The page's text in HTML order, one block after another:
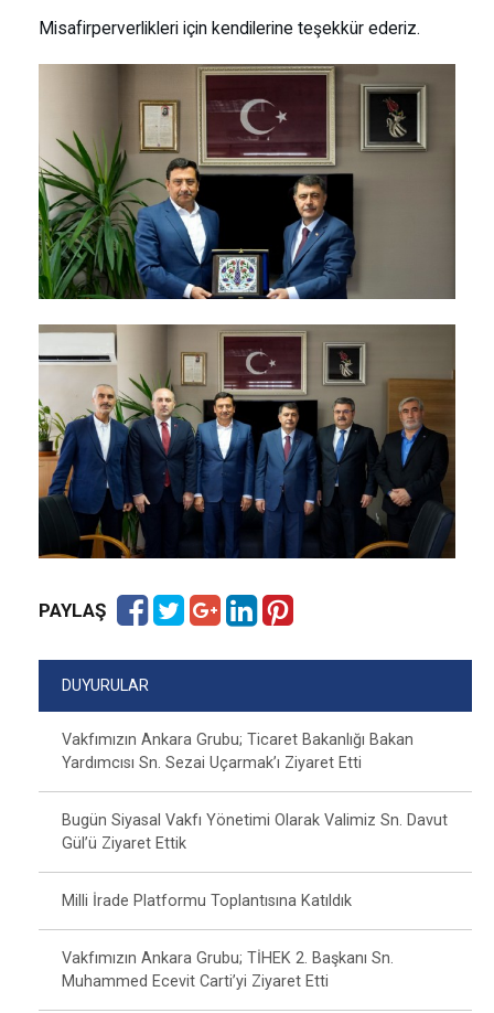
Misafirperverlikleri için kendilerine teşekkür ederiz.
PAYLAŞ
DUYURULAR
Vakfımızın Ankara Grubu; Ticaret Bakanlığı Bakan
Yardımcısı Sn. Sezai Uçarmak’ı Ziyaret Etti
Bugün Siyasal Vakfı Yönetimi Olarak Valimiz Sn. Davut
Gül’ü Ziyaret Ettik
Milli İrade Platformu Toplantısına Katıldık
Vakfımızın Ankara Grubu; TİHEK 2. Başkanı Sn.
Muhammed Ecevit Carti’yi Ziyaret Etti